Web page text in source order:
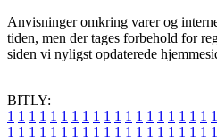
Anvisninger omkring varer og
tiden, men der tages forbehold for
siden vi nyligst opdaterede
BITLY:
1 1 1 1 1 1 1 1 1 1 1 1 1 1 1 1 1 1 1 1
1 1 1 1 1 1 1 1 1 1 1 1 1 1 1 1 1 1 1 1